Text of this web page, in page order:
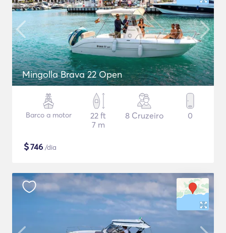
Mingolla Brava 22 Open
Barco a motor
22 ft
7 m
8 Cruzeiro 0
$746 /dia